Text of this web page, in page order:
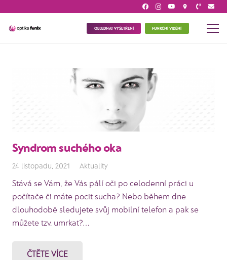
location_on
OBJEDNAT VYŠETŘENÍ FUNKČNÍ VIDĚNÍ
Syndrom suchého oka
24 listopadu, 2021 Aktuality
Stává se Vám, že Vás pálí oči po celodenní práci u
počítače či máte pocit sucha? Nebo během dne
dlouhodobě sledujete svůj mobilní telefon a pak se
můžete tzv. umrkat?…
ČTĚTE VÍCE